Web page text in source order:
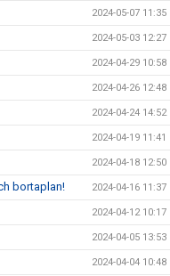
2024-05-07 11:35
2024-05-03 12:27
2024-04-29 10:58
2024-04-26 12:48
2024-04-24 14:52
2024-04-19 11:41
2024-04-18 12:50
bortaplan! 2024-04-16 11:37
2024-04-12 10:17
2024-04-05 13:53
2024-04-04 10:48